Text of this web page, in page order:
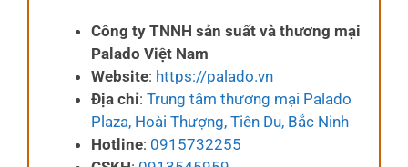
Công ty TNNH sản suất và thương mại
Palado Việt Nam
Website: https://palado.vn
Địa chỉ: Trung tâm thương mại Palado
Plaza, Hoài Thượng, Tiên Du, Bắc Ninh
Hotline: 0915732255